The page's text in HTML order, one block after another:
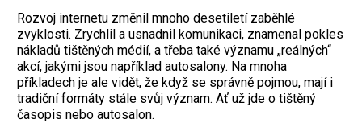
Rozvoj internetu změnil mnoho desetiletí zaběhlé
zvyklosti. Zrychlil a usnadnil komunikaci, znamenal pokles
nákladů tištěných médií, a třeba také významu „reálných“
akcí, jakými jsou například autosalony. Na mnoha
příkladech je ale vidět, že když se správně pojmou, mají i
tradiční formáty stále svůj význam. Ať už jde o tištěný
časopis nebo autosalon.